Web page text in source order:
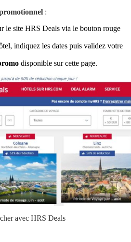
:
le site HRS Deals via le bouton rouge
indiquez les dates puis validez votre
disponible sur cette page.
avec HRS Deals